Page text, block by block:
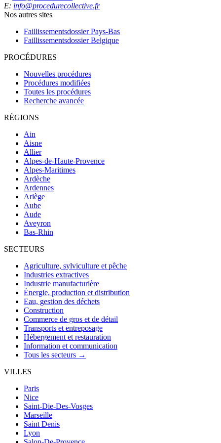
E: info@procedurecollective.fr
Nos autres sites
Faillissementsdossier Pays-Bas
Faillissementsdossier Belgique
PROCÉDURES
Nouvelles procédures
Procédures modifiées
Toutes les procédures
Recherche avancée
RÉGIONS
Ain
Aisne
Allier
Alpes-de-Haute-Provence
Alpes-Maritimes
Ardèche
Ardennes
Ariège
Aube
Aude
Aveyron
Bas-Rhin
SECTEURS
Agriculture, sylviculture et pêche
Industries extractives
Industrie manufacturière
Énergie, production et distribution
Eau, gestion des déchets
Construction
Commerce de gros et de détail
Transports et entreposage
Hébergement et restauration
Information et communication
Tous les secteurs →
VILLES
Paris
Nice
Saint-Die-Des-Vosges
Marseille
Saint Denis
Lyon